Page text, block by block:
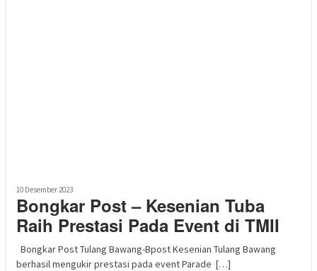
10 Desember 2023
Bongkar Post – Kesenian Tuba
Raih Prestasi Pada Event di TMII
Bongkar Post Tulang Bawang-Bpost Kesenian Tulang Bawang
berhasil mengukir prestasi pada event Parade […]